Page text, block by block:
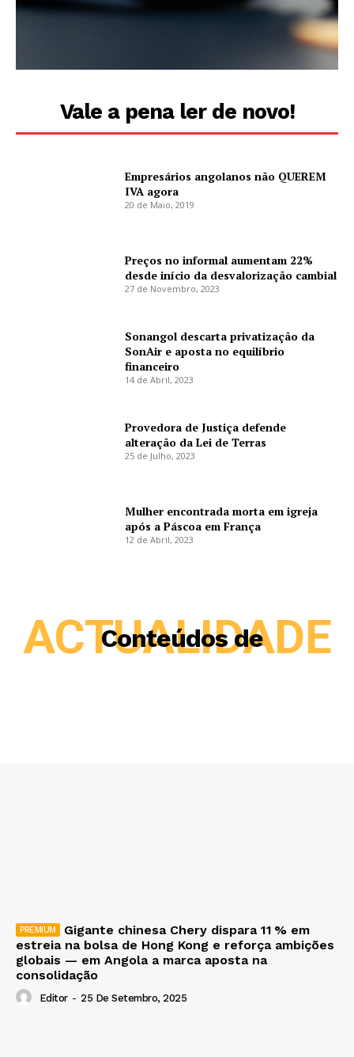
Vale a pena ler de novo!
Empresários angolanos não QUEREM
IVA agora
20 de Maio, 2019
Preços no informal aumentam 22%
desde início da desvalorização cambial
27 de Novembro, 2023
Sonangol descarta privatização da
SonAir e aposta no equilíbrio
financeiro
14 de Abril, 2023
Provedora de Justiça defende
alteração da Lei de Terras
25 de Julho, 2023
Mulher encontrada morta em igreja
após a Páscoa em França
12 de Abril, 2023
Conteúdos de
ACTUALIDADE
Gigante chinesa Chery dispara 11 % em
estreia na bolsa de Hong Kong e reforça ambições
globais — em Angola a marca aposta na
consolidação
Editor - 25 De Setembro, 2025